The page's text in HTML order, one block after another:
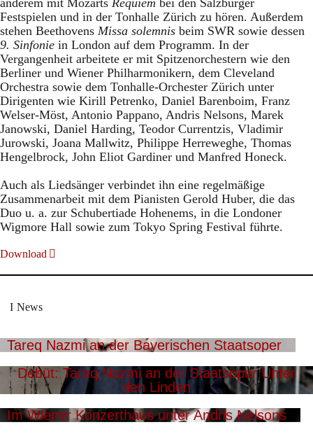
anderem mit Mozarts Requiem bei den Salzburger
Festspielen und in der Tonhalle Zürich zu hören. Außerdem
stehen Beethovens Missa solemnis beim SWR sowie dessen
9. Sinfonie in London auf dem Programm. In der
Vergangenheit arbeitete er mit Spitzenorchestern wie den
Berliner und Wiener Philharmonikern, dem Cleveland
Orchestra sowie dem Tonhalle-Orchester Zürich unter
Dirigenten wie Kirill Petrenko, Daniel Barenboim, Franz
Welser-Möst, Antonio Pappano, Andris Nelsons, Marek
Janowski, Daniel Harding, Teodor Currentzis, Vladimir
Jurowski, Joana Mallwitz, Philippe Herreweghe, Thomas
Hengelbrock, John Eliot Gardiner und Manfred Honeck.
Auch als Liedsänger verbindet ihn eine regelmäßige
Zusammenarbeit mit dem Pianisten Gerold Huber, die das
Duo u. a. zur Schubertiade Hohenems, in die Londoner
Wigmore Hall sowie zum Tokyo Spring Festival führte.
Download
News
Tareq Nazmi an der Bayerischen Staatsoper
Debüt: Tareq Nazmi an der Staatsoper Unter
den Linden
Im Wiener Konzerthaus unter Andris Nelsons